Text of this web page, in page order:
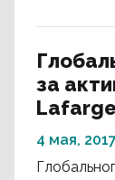
за
4 мая, 2017